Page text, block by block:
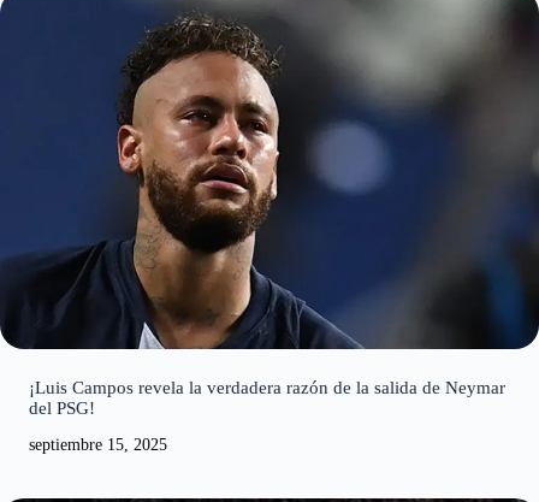
¡Luis Campos revela la verdadera razón de la salida de Neymar
del PSG!
septiembre 15, 2025